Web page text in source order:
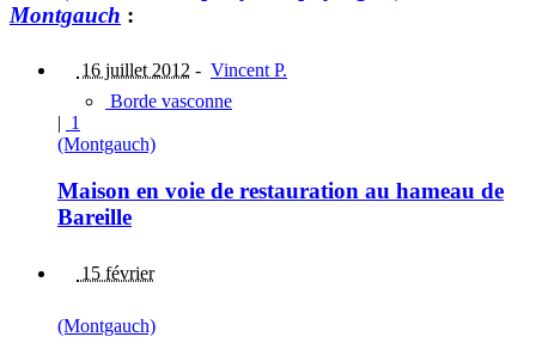
Montgauch :
16 juillet 2012 - Vincent P.
Borde vasconne
| 1
(Montgauch)
Maison en voie de restauration au hameau de
Bareille
15 février
(Montgauch)